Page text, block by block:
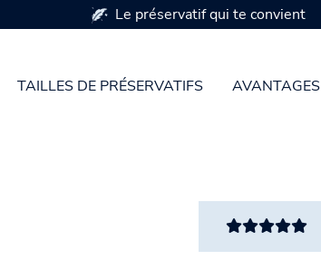
TAILLES DE PRÉSERVATIFS AVANTAGES
Le préservatif qui te convient